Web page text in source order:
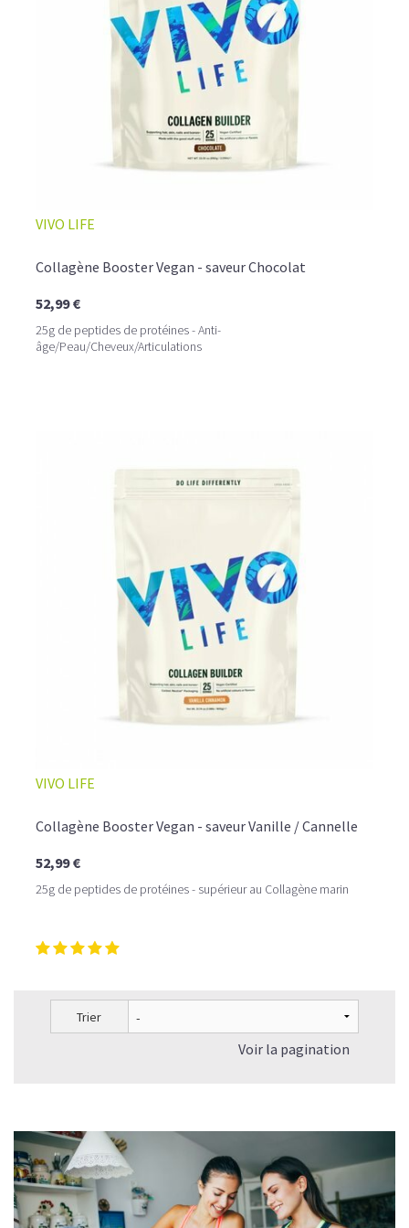
☕ LATTE MACCHIATO GLACÉ
Un café riche avec un soupçon de caramel pour un
moment de pure détente… ou de concentration avant le
Une énergie immédiate et stable, sans pic de glycémie,
qui vous accompagne toute la matinée et un allié parfait
Pour ceux qui veulent retrouver le plaisir d’un vrai café
glacé, sans se sentir lourd ni affamé.
🍯 CAFÉ FRAPPÉ AU CARAMEL PROTÉINÉ
LE PLAISIR D’UN DESSERT GLACÉ, SANS LE SUCRE EN
TROP
VIVO LIFE
Collagène Booster Vegan - saveur Chocolat
52,99 €
25g de peptides de protéines - Anti-
âge/Peau/Cheveux/Articulations
VIVO LIFE
Collagène Booster Vegan - saveur Vanille / Cannelle
52,99 €
25g de peptides de protéines - supérieur au Collagène marin
Trier
Voir la pagination